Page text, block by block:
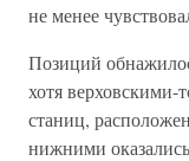
не менее
Позиций
хотя верховскими-
станиц,
нижними